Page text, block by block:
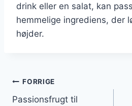
drink eller en salat, kan
hemmelige ingrediens, der
højder.
Indlægsnavigation
FORRIGE
Passionsfrugt til